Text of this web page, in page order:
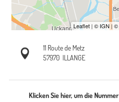
11 Route de Metz
57970 ILLANGE
Klicken Sie hier, um die Nummer